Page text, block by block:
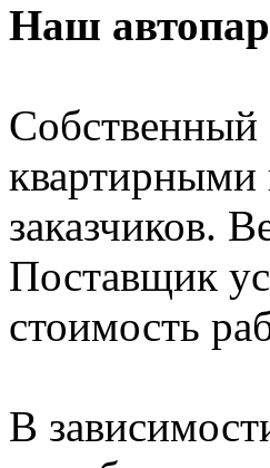
Наш
Собственный
квартирными
заказчиков.
Поставщик
стоимость
В